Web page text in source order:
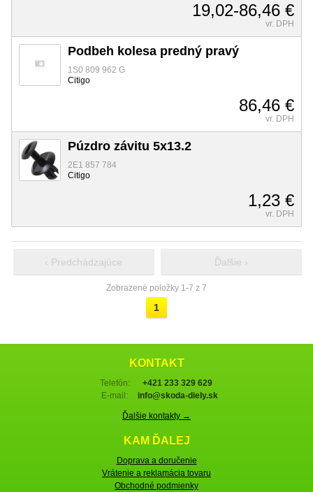
19,02-86,46 €
vr. DPH
Podbeh kolesa predný pravý
1S0 809 962 G
Citigo
86,46 €
vr. DPH
Púzdro závitu 5x13.2
2E1 857 784
Citigo
1,23 €
vr. DPH
‹ Predchádzajúce Ďalšie ›
Zobrazené položky 1-7 z 7
1
KONTAKT
Telefón:
+421 233 329 629
E-mail:
info@skoda-diely.sk
Ďalšie kontakty →
KAM ĎALEJ
Doprava a doručenie
Vrátenie a reklamácia tovaru
Obchodné podmienky